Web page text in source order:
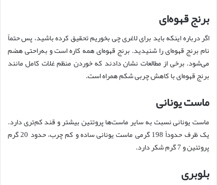
برنج قهوه‌ای
اگر درباره اینکه باید برای لاغری چی بخوریم تحقیق کرده باشید، پس حتماً
نام برنج قهوه‌ای را شنیدید. برنج قهوه‌ای همه کاره است و به‌راحتی هضم
می‌شود. برخی از مطالعات نشان دادند که خوردن منظم غلات کامل مانند
برنج قهوه‌ای با کاهش چربی شکم همراه است.
ماست یونانی
ماست یونانی نسبت به سایر ماست‌ها پروتئین بیشتر و قند کم‌تری دارد.
یک ظرف حدوداً 198 گرمی ماست یونانی ساده و کم چرب، حدود 20 گرم
پروتئین و 7 گرم شکر دارد.
بلوبری